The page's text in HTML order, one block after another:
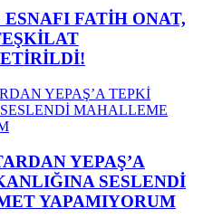
FATİH ONAT,
YEPAŞ’A
SESLENDİ
YAPAMIYORUM